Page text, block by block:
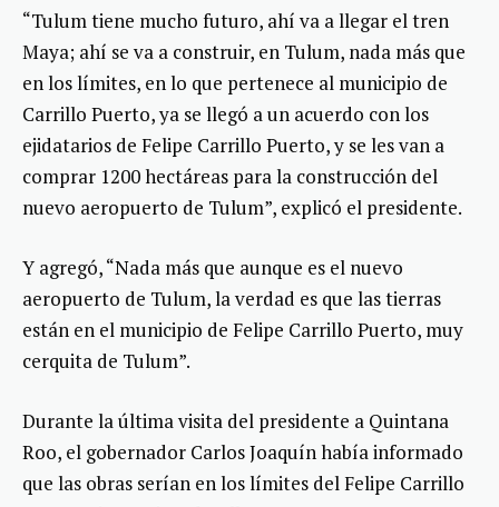
“Tulum tiene mucho futuro, ahí va a llegar el tren
Maya; ahí se va a construir, en Tulum, nada más que
en los límites, en lo que pertenece al municipio de
Carrillo Puerto, ya se llegó a un acuerdo con los
ejidatarios de Felipe Carrillo Puerto, y se les van a
comprar 1200 hectáreas para la construcción del
nuevo aeropuerto de Tulum”, explicó el presidente.
Y agregó, “Nada más que aunque es el nuevo
aeropuerto de Tulum, la verdad es que las tierras
están en el municipio de Felipe Carrillo Puerto, muy
cerquita de Tulum”.
Durante la última visita del presidente a Quintana
Roo, el gobernador Carlos Joaquín había informado
que las obras serían en los límites del Felipe Carrillo